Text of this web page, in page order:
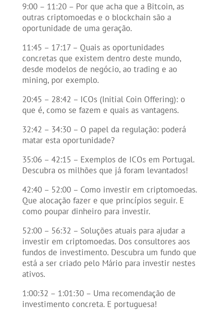
9:00 – 11:20 – Por que acha que a Bitcoin, as
outras criptomoedas e o blockchain são a
oportunidade de uma geração.
11:45 – 17:17 – Quais as oportunidades
concretas que existem dentro deste mundo,
desde modelos de negócio, ao trading e ao
mining, por exemplo.
20:45 – 28:42 – ICOs (Initial Coin Offering): o
que é, como se fazem e quais as vantagens.
32:42 – 34:30 – O papel da regulação: poderá
matar esta oportunidade?
35:06 – 42:15 – Exemplos de ICOs em Portugal.
Descubra os milhões que já foram levantados!
42:40 – 52:00 – Como investir em criptomoedas.
Que alocação fazer e que princípios seguir. E
como poupar dinheiro para investir.
52:00 – 56:32 – Soluções atuais para ajudar a
investir em criptomoedas. Dos consultores aos
fundos de investimento. Descubra um fundo que
está a ser criado pelo Mário para investir nestes
ativos.
1:00:32 – 1:01:30 – Uma recomendação de
investimento concreta. E portuguesa!